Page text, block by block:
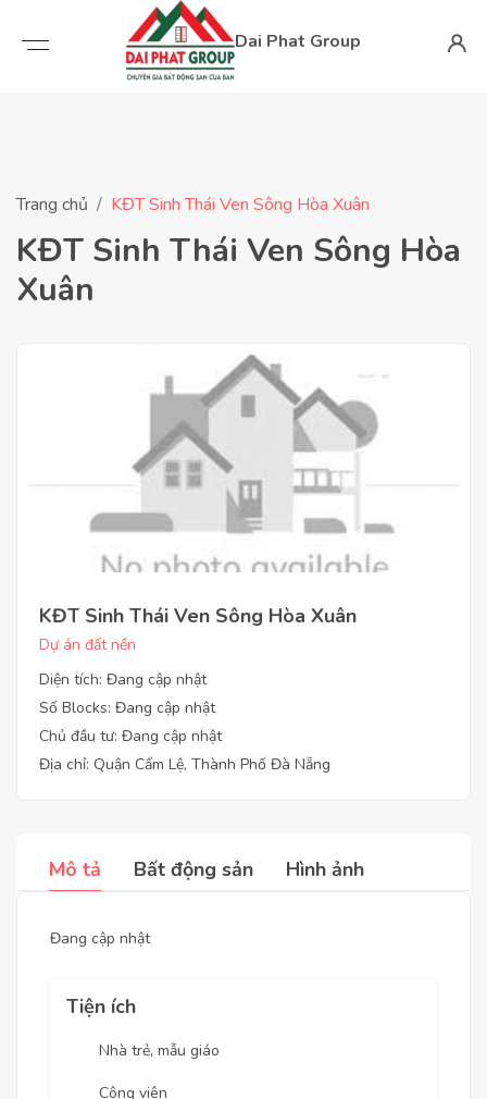
Dai Phat Group
Trang chủ KĐT Sinh Thái Ven Sông Hòa Xuân
KĐT Sinh Thái Ven Sông Hòa
Xuân
KĐT Sinh Thái Ven Sông Hòa Xuân
Dự án đất nền
Diện tích: Đang cập nhật
Số Blocks: Đang cập nhật
Chủ đầu tư: Đang cập nhật
Địa chỉ: Quận Cẩm Lệ, Thành Phố Đà Nẵng
Mô tả Bất động sản Hình ảnh
Đang cập nhật
Tiện ích
Nhà trẻ, mẫu giáo
Công viên